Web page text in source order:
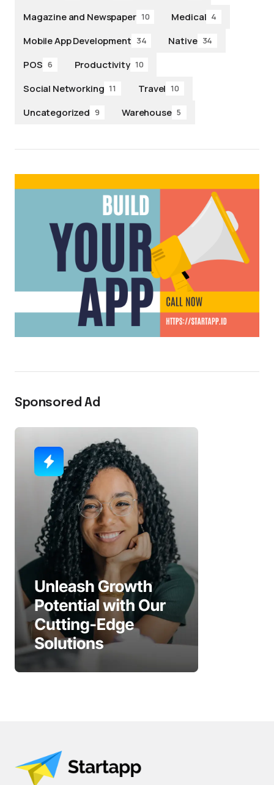
Magazine and Newspaper 10 Medical 4
Mobile App Development 34 Native 34
POS 6 Productivity 10
Social Networking 11 Travel 10
Uncategorized 9 Warehouse 5
Sponsored Ad